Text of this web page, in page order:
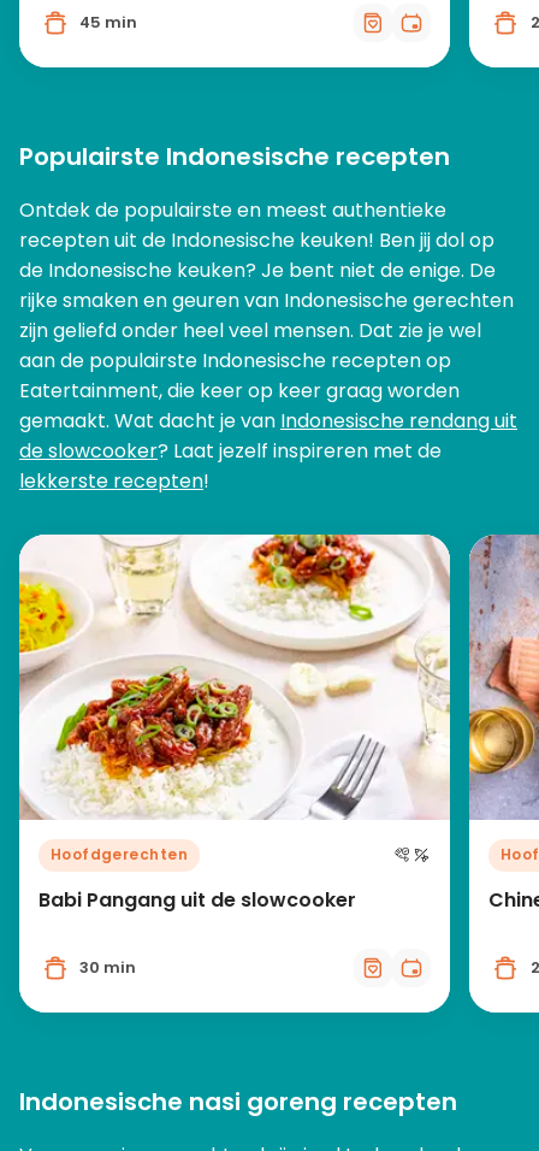
45 min
Populairste Indonesische recepten
Ontdek de populairste en meest authentieke
recepten uit de Indonesische keuken! Ben jij dol op
de Indonesische keuken? Je bent niet de enige. De
rijke smaken en geuren van Indonesische gerechten
zijn geliefd onder heel veel mensen. Dat zie je wel
aan de populairste Indonesische recepten op
Eatertainment, die keer op keer graag worden
gemaakt. Wat dacht je van Indonesische rendang uit
de slowcooker? Laat jezelf inspireren met de
lekkerste recepten!
Hoofdgerechten
Babi Pangang uit de slowcooker
30 min
Indonesische nasi goreng recepten